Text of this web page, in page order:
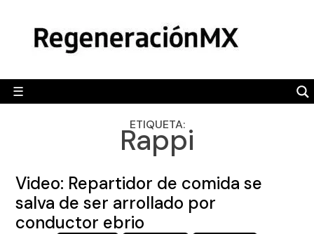
content
☰
POLÍTICA
CAMALEÓN
OPINIÓN
ENGLISH SECTION
VIDEOS
ETIQUETA:
Rappi
Video: Repartidor de comida se
salva de ser arrollado por
conductor ebrio